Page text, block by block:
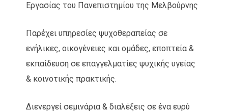
Εργασίας του Πανεπιστημίου της Μελβούρνης
Παρέχει υπηρεσίες ψυχοθεραπείας σε
ενήλικες, οικογένειες και ομάδες, εποπτεία &
εκπαίδευση σε επαγγελματίες ψυχικής υγείας
& κοινοτικής πρακτικής.
Διενεργεί σεμινάρια & διαλέξεις σε ένα ευρύ